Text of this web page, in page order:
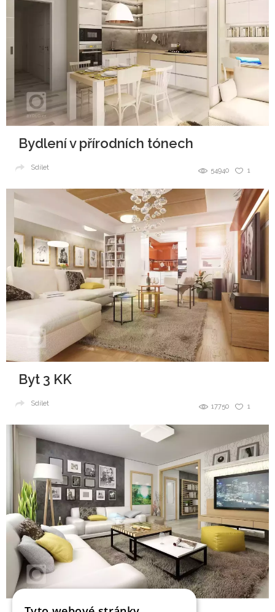
Bydlení v přírodních tónech
1
54940
Sdílet
Byt 3 KK
1
17750
Sdílet